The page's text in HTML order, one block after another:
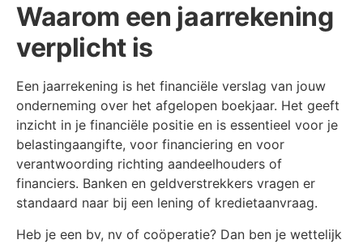
Waarom een jaarrekening
verplicht is
Een jaarrekening is het financiële verslag van jouw
onderneming over het afgelopen boekjaar. Het geeft
inzicht in je financiële positie en is essentieel voor je
belastingaangifte, voor financiering en voor
verantwoording richting aandeelhouders of
financiers. Banken en geldverstrekkers vragen er
standaard naar bij een lening of kredietaanvraag.
Heb je een bv, nv of coöperatie? Dan ben je wettelijk